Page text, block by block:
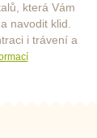
která Vám
navodit klid.
i trávení a